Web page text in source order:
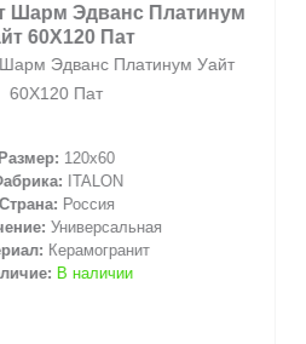
Шарм Эдванс Платинум
60X120 Пат
Эдванс Платинум Уайт
60X120 Пат
120x60
ITALON
Россия
Универсальная
Керамогранит
В наличии